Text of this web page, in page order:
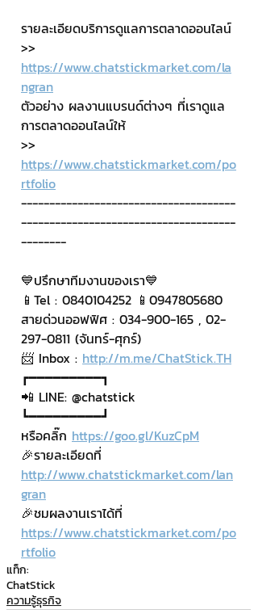
รายละเอียดบริการดูแลการตลาดออนไลน์
>>
https://www.chatstickmarket.com/la
ngran
ตัวอย่าง ผลงานแบรนด์ต่างๆ ที่เราดูแล
การตลาดออนไลน์ให้
>>
https://www.chatstickmarket.com/po
rtfolio
--------------------------------------
--------------------------------------
--------
💙ปรึกษาทีมงานของเรา💙
📱Tel : 0840104252 📱0947805680
สายด่วนออฟฟิศ : 034-900-165 , 02-
297-0811 (จันทร์-ศุกร์)
📨 Inbox : http://m.me/ChatStick.TH
┏━━━━━━━━━┓
📲 LINE: @chatstick
┗━━━━━━━━━┛
หรือคลิ๊ก https://goo.gl/KuzCpM
🎉รายละเอียดที่
http://www.chatstickmarket.com/lan
gran
🎉ชมผลงานเราได้ที่
https://www.chatstickmarket.com/po
rtfolio
แท็ก:
ChatStick
ความรู้ธุรกิจ